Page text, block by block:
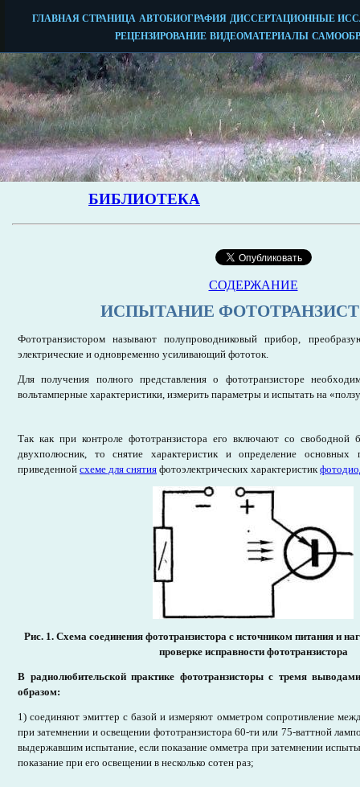
СОДЕРЖАНИЕ
ИСПЫТАНИЕ
Фототранзистором называют полупроводниковый прибор,
электрические и одновременно усиливающий фототок.
Для получения полного представления о фототранзисторе
вольтамперные характеристики, измерить параметры и испытать на
Так как при контроле фототранзистора его включают со свободной
двухполюсник, то снятие характеристик и определение основных
приведенной схеме для снятия фотоэлектрических характеристик
Рис. 1. Схема соединения фототранзистора с источником питания и
проверке исправности фототранзистора
В радиолюбительской практике фототранзисторы с тремя
образом:
1) соединяют эмиттер с базой и измеряют омметром сопротивление
при затемнении и освещении фототранзистора 60-ти или 75-ваттной
выдержавшим испытание, если показание омметра при затемнении
показание при его освещении в несколько сотен раз;